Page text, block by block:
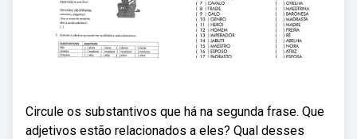
Circule os substantivos que há na segunda frase. Que
adjetivos estão relacionados a eles? Qual desses